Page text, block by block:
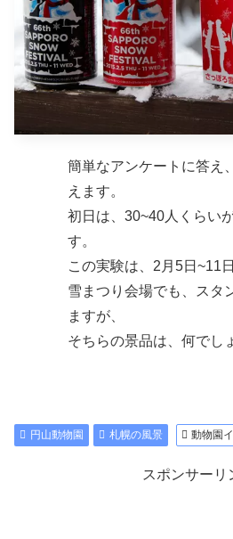
簡単なアンケートに答え
えます。
初日は、30~40人くらい
す。
この実験は、2月5日~11
雪まつり会場でも、スタ
ますが、
そちらの景品は、何でし
円山動物園 札幌の風景 動物園
スポンサーリ